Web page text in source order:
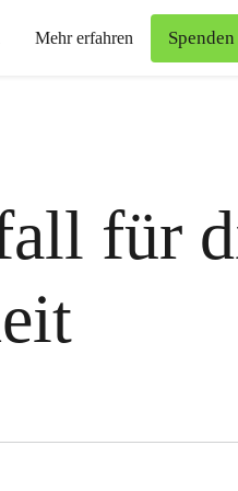
Mehr erfahren Spenden
für